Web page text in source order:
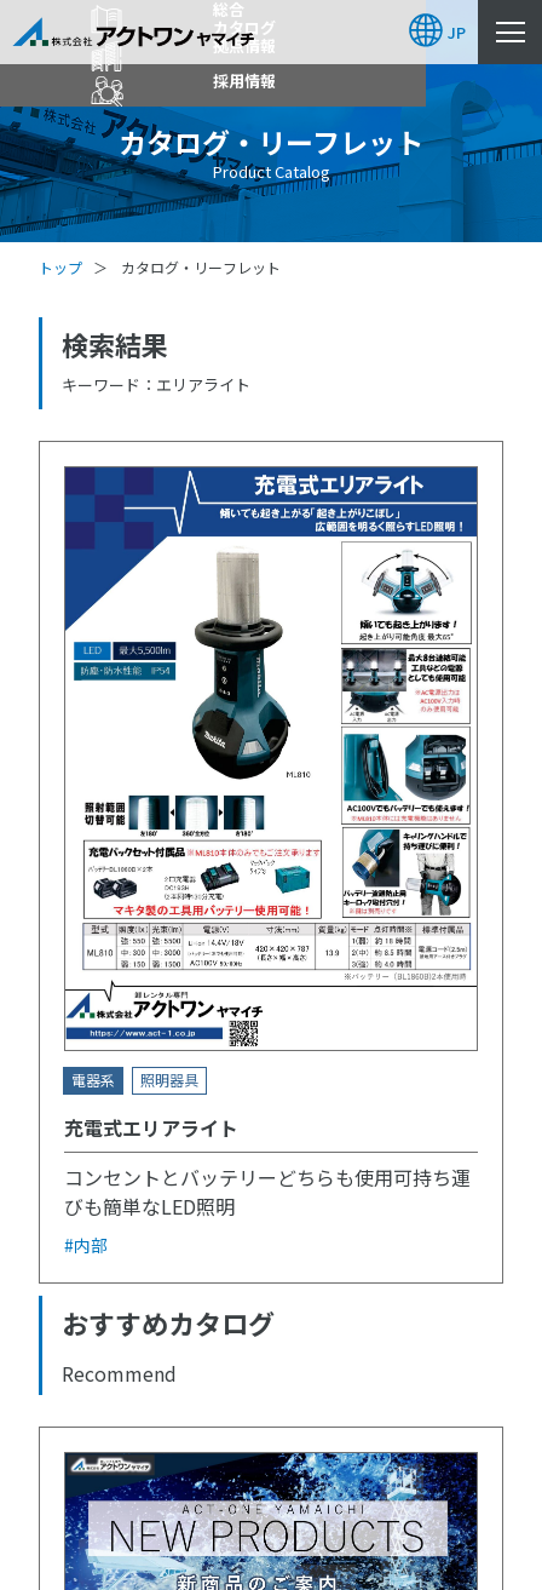
総合
カタログ
拠点情報
採用情報
JP
カタログ・リーフレット
Product Catalog
トップ カタログ・リーフレット
検索結果
キーワード エリアライト
電器系 照明器具
充電式エリアライト
コンセントとバッテリーどちらも使用可持ち運
びも簡単なLED照明
#内部
おすすめカタログ
Recommend